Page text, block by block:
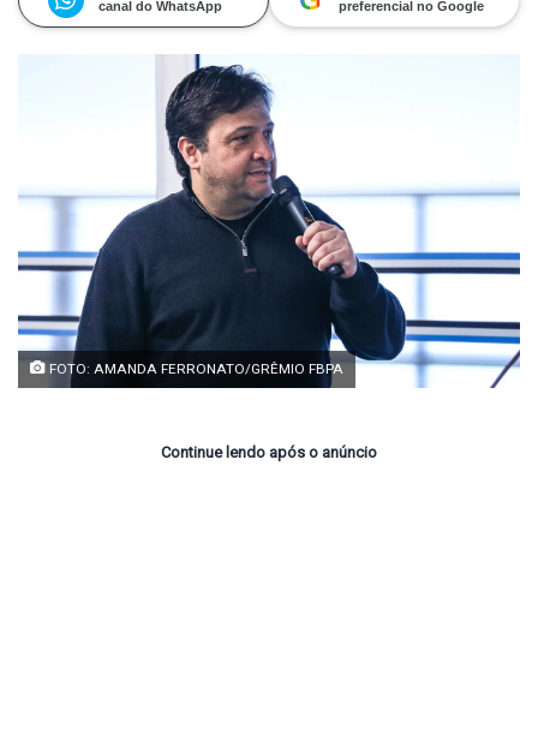
canal do WhatsApp
preferencial no Google
FOTO: AMANDA FERRONATO/GRÊMIO FBPA
Continue lendo após o anúncio